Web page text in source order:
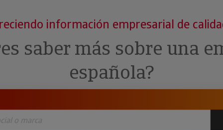
y ERP
· Recuperación de
Pública
Investigada
información empresarial de
saber más sobre una
española?